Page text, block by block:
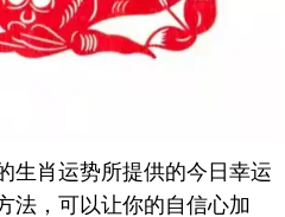
肖运势所提供的今日幸运
法，可以让你的自信心加